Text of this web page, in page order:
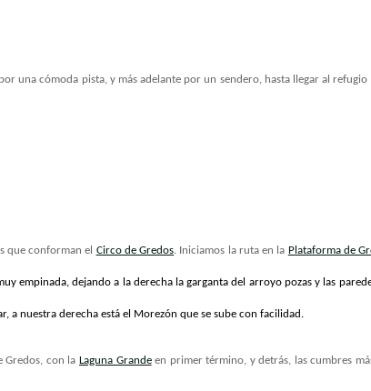
una cómoda pista, y más adelante por un sendero, hasta llegar al
que conforman el Circo de Gredos. Iniciamos la ruta en la Plataforma de
empinada, dejando a la derecha la garganta del arroyo pozas y las
a nuestra derecha está el Morezón que se sube con facilidad.
Gredos, con la Laguna Grandeen primer término, y detrás, las cumbres